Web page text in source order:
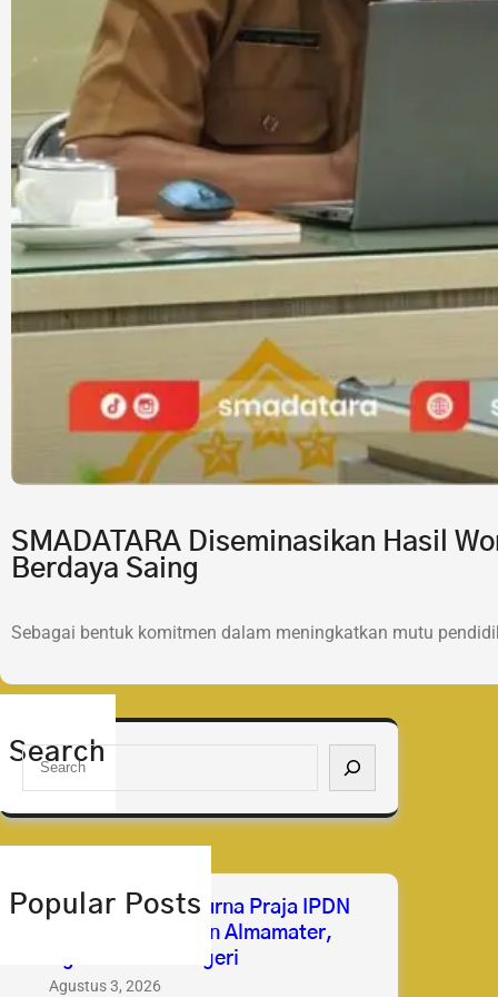
SMADATARA Diseminasikan Hasil
Berdaya Saing
Sebagai bentuk komitmen dalam meningkatkan mutu
Search
S
a
h
Popular Posts
Selamat & Sukses Purna Praja IPDN
2026 Membanggakan Almamater,
Mengabdi untuk Negeri
Agustus 3, 2026